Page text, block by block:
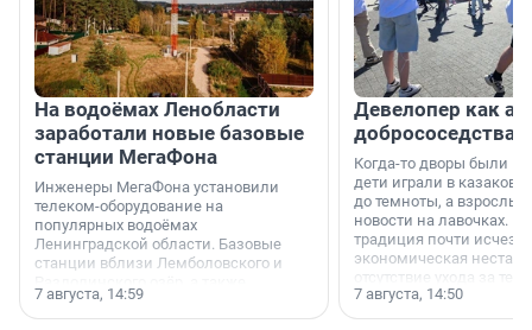
На водоёмах Ленобласти
заработали новые базовые
станции МегаФона
Инженеры МегаФона установили
телеком-оборудование на
популярных водоёмах
Ленинградской области. Базовые
станции вблизи Лемболовского и
недалеко от Большого Тосненского
водопада.
7 августа, 14:59
Девелопер как
добрососедства
Когда-то дворы были
дети играли в казаков-
до темноты, а
новости на лавочках. В
традиция почти
экономическая
отсутствие ухода за
сделали своё дело.
7 августа, 14:50